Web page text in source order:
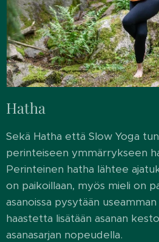
Hatha
Sekä Hatha että Slow Yoga
perinteiseen ymmärrykseen
Perinteinen hatha lähtee
on paikoillaan, myös mieli on
asanoissa pysytään
haastetta lisätään asanan
asanasarjan nopeudella.